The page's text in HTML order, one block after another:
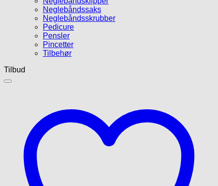
Neglebåndssaks
Neglebåndsskrubber
Pedicure
Pensler
Pincetter
Tilbehør
Tilbud